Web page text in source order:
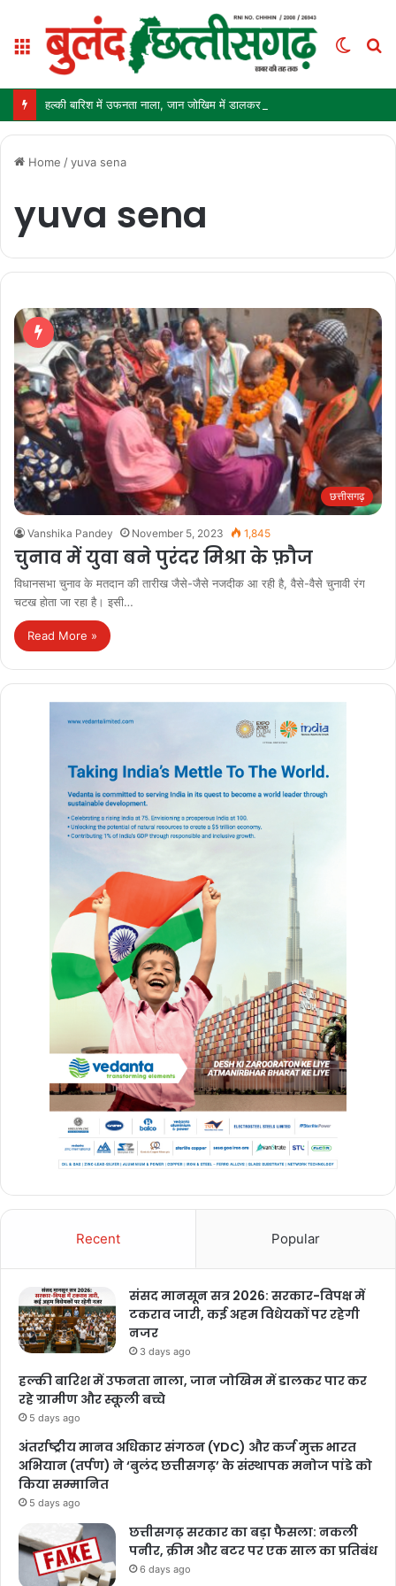
Menu
Switch
Home /yuva sena
yuva sena
छत्तीसगढ़
Vanshika Pandey November 5, 2023 1,845
चुनाव में युवा बने पुरंदर मिश्रा के फ़ौज
विधानसभा चुनाव के मतदान की तारीख जैसे-जैसे नजदीक आ रही है, वैसे-वैसे चुनावी रंग
चटख होता जा रहा है। इसी…
Read More »
Recent Popular
संसद मानसून सत्र 2026: सरकार-विपक्ष में
टकराव जारी, कई अहम विधेयकों पर रहेगी
नजर
3 days ago
हल्की बारिश में उफनता नाला, जान जोखिम में डालकर पार कर
रहे ग्रामीण और स्कूली बच्चे
5 days ago
अंतर्राष्ट्रीय मानव अधिकार संगठन (YDC) और कर्ज मुक्त भारत
अभियान (तर्पण) ने ‘बुलंद छत्तीसगढ़’ के संस्थापक मनोज पांडे को
किया सम्मानित
5 days ago
छत्तीसगढ़ सरकार का बड़ा फैसला: नकली
पनीर, क्रीम और बटर पर एक साल का प्रतिबंध
6 days ago